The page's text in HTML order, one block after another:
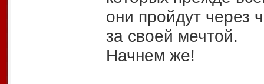
они пройдут через
за своей мечтой.
Начнем же!